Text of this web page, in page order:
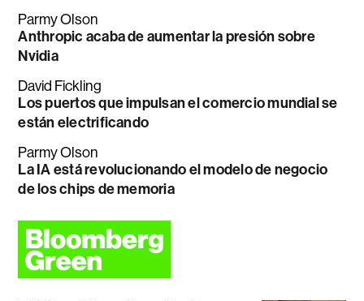
Parmy Olson
Anthropic acaba de aumentar la presión sobre
Nvidia
David Fickling
Los puertos que impulsan el comercio mundial se
están electrificando
Parmy Olson
La IA está revolucionando el modelo de negocio
de los chips de memoria